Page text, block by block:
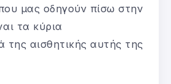
μας οδηγούν πίσω στην
τα κύρια
της αισθητικής αυτής της